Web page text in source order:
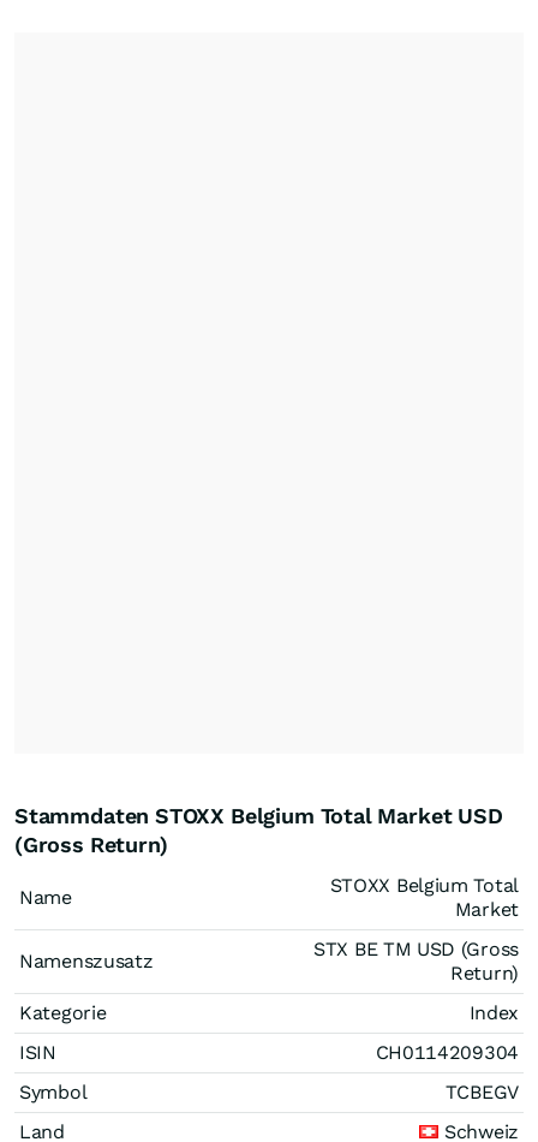
Stammdaten STOXX Belgium Total Market USD
(Gross Return)
Name
STOXX Belgium Total
Market
Namenszusatz
STX BE TM USD (Gross
Return)
Kategorie
Index
ISIN
CH0114209304
Symbol
TCBEGV
Land
Schweiz